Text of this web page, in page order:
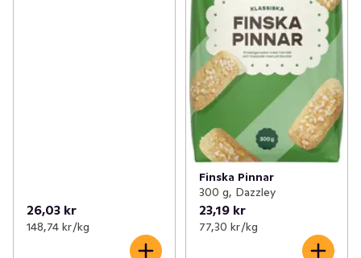
26,03 kr
148,74 kr /kg
Finska Pinnar
300 g, Dazzley
23,19 kr
77,30 kr /kg